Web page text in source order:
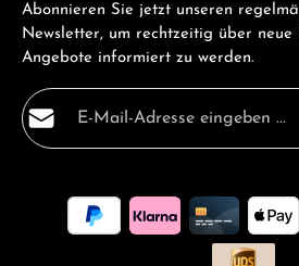
Abonnieren Sie jetzt unseren
Newsletter, um rechtzeitig über neue
Angebote informiert zu werden.
E-Mail-Adresse*
Ich habe die
genommen und dieAGBgelesen
Pflichtfelder.